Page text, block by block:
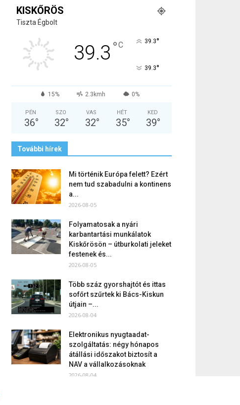
KISKŐRÖS
Tiszta Égbolt
39.3 °C 39.3°
39.3°
15% 2.3kmh 0%
PÉN
36°
SZO
32°
VAS
32°
HÉT
35°
KED
39°
További hírek
Mi történik Európa felett? Ezért
nem tud szabadulni a kontinens
a...
2026-08-05
Folyamatosak a nyári
karbantartási munkálatok
Kiskőrösön – útburkolati jeleket
festenek és...
2026-08-05
Több száz gyorshajtót és ittas
sofőrt szűrtek ki Bács-Kiskun
útjain –...
2026-08-04
Elektronikus nyugtaadat-
szolgáltatás: négy hónapos
átállási időszakot biztosít a
NAV a vállalkozásoknak
2026-08-04